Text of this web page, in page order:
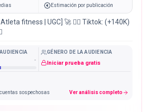
Estimación por publicación
fitness | UGC] 🚀 ❤️‍🔥 Tiktok: (+140K)
-
GÉNERO DE LA AUDIENCIA
Iniciar prueba gratis
sospechosas Ver análisis completo